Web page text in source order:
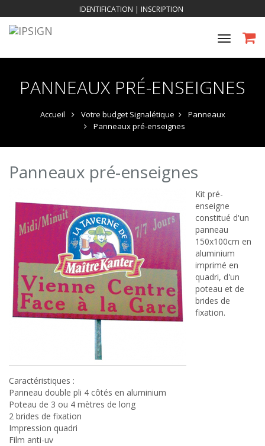
IDENTIFICATION | INSCRIPTION
Toggle
PANNEAUX PRÉ-ENSEIGNES
Accueil Votre budget Signalétique
Panneaux
Panneaux pré-enseignes
Panneaux pré-enseignes
Kit pré-
enseigne
constitué d'un
panneau
150x100cm en
aluminium
imprimé en
quadri, d'un
poteau et de
brides de
fixation.
Caractéristiques :
Panneau double pli 4 côtés en aluminium
Poteau de 3 ou 4 mètres de long
2 brides de fixation
Impression quadri
Film anti-uv